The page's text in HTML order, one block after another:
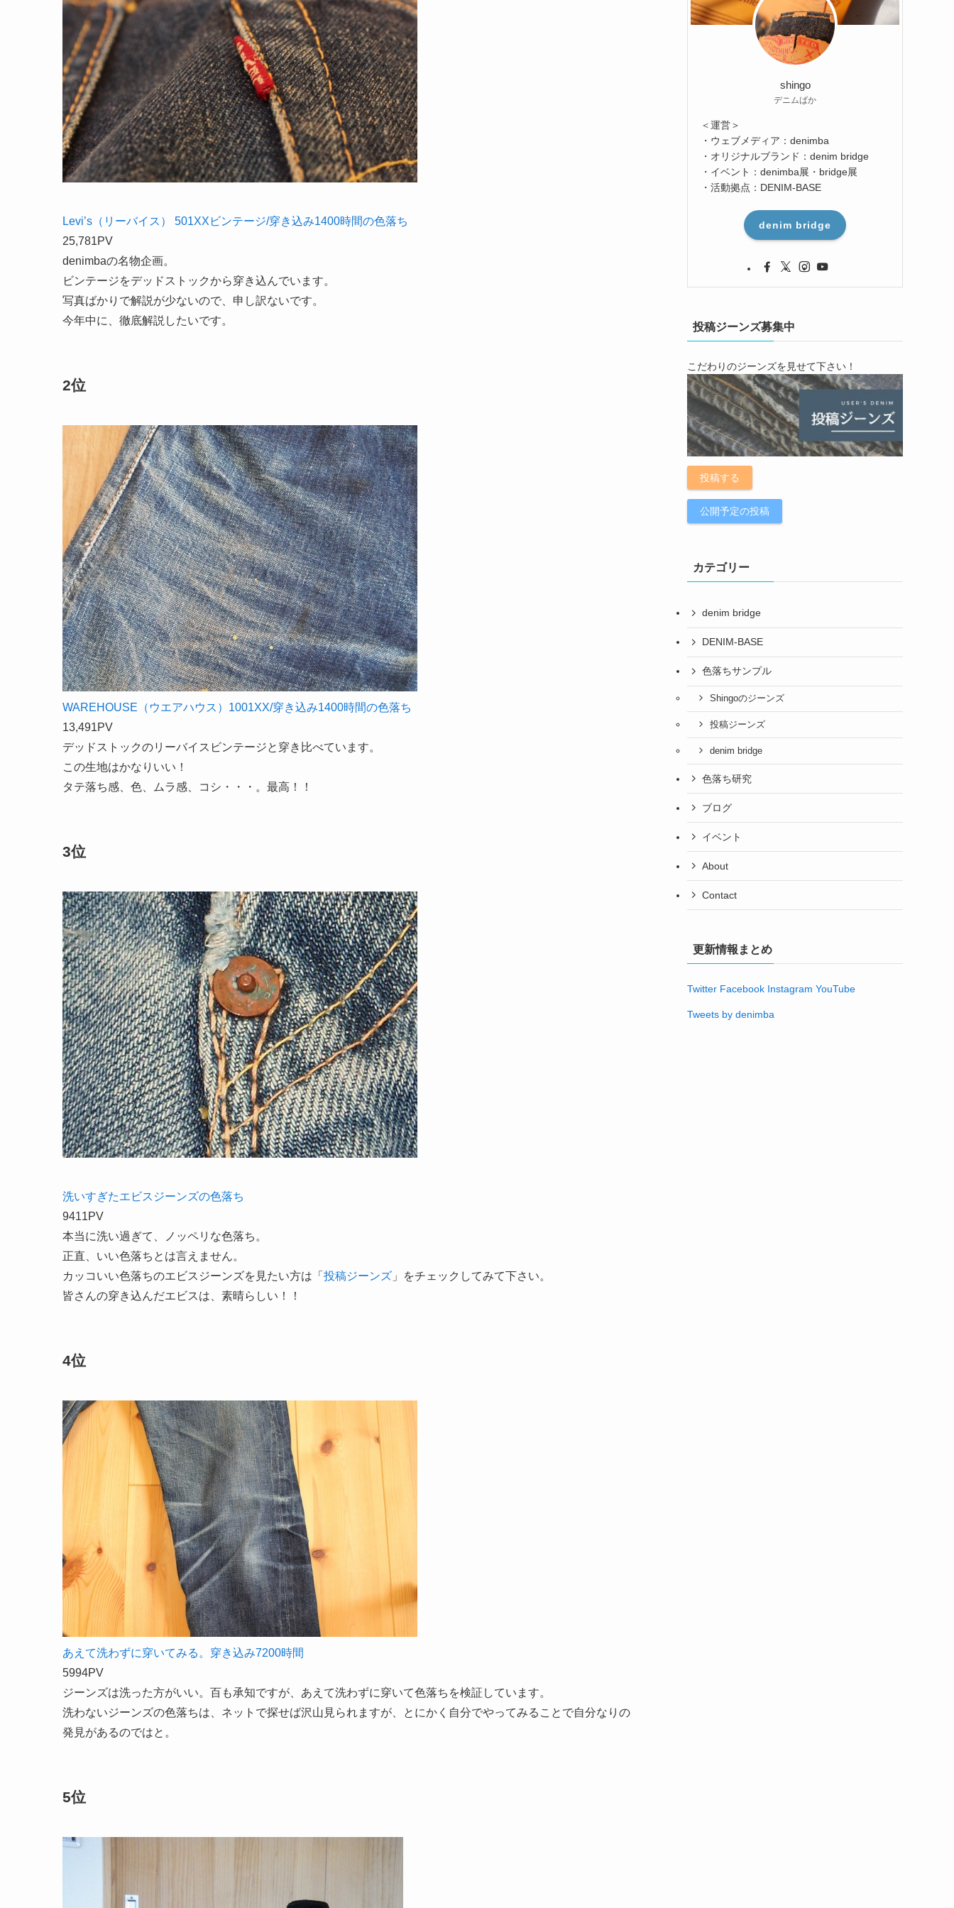
Levi’s（リーバイス） 501XXビンテージ/穿き込み1400時間の色落ち
25,781PV
denimbaの名物企画。
ビンテージをデッドストックから穿き込んでいます。
写真ばかりで解説が少ないので、申し訳ないです。
今年中に、徹底解説したいです。
2位
WAREHOUSE（ウエアハウス）1001XX/穿き込み1400時間の色落ち
13,491PV
デッドストックのリーバイスビンテージと穿き比べています。
この生地はかなりいい！
タテ落ち感、色、ムラ感、コシ・・・。最高！！
3位
洗いすぎたエビスジーンズの色落ち
9411PV
本当に洗い過ぎて、ノッペリな色落ち。
正直、いい色落ちとは言えません。
カッコいい色落ちのエビスジーンズを見たい方は「 投稿ジーンズ 」をチェックしてみて下さい。
皆さんの穿き込んだエビスは、素晴らしい！！
4位
あえて洗わずに穿いてみる。穿き込み7200時間
5994PV
ジーンズは洗った方がいい。百も承知ですが、あえて洗わずに穿いて色落ちを検証しています。
洗わないジーンズの色落ちは、ネットで探せば沢山見られますが、とにかく自分でやってみることで自分なりの
発見があるのではと。
5位
shingo
デニムばか
＜運営＞
・ウェブメディア：denimba
・オリジナルブランド：denim bridge
・イベント：denimba展・bridge展
・活動拠点：DENIM-BASE
denim bridge
投稿ジーンズ募集中
こだわりのジーンズを見せて下さい！
投稿する
公開予定の投稿
カテゴリー
denim bridge
DENIM-BASE
色落ちサンプル
Shingoのジーンズ
投稿ジーンズ
denim bridge
色落ち研究
ブログ
イベント
About
Contact
更新情報まとめ
Twitter Facebook Instagram YouTube
Tweets by denimba